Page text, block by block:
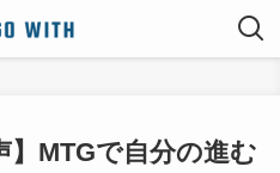
】MTGで自分の進む